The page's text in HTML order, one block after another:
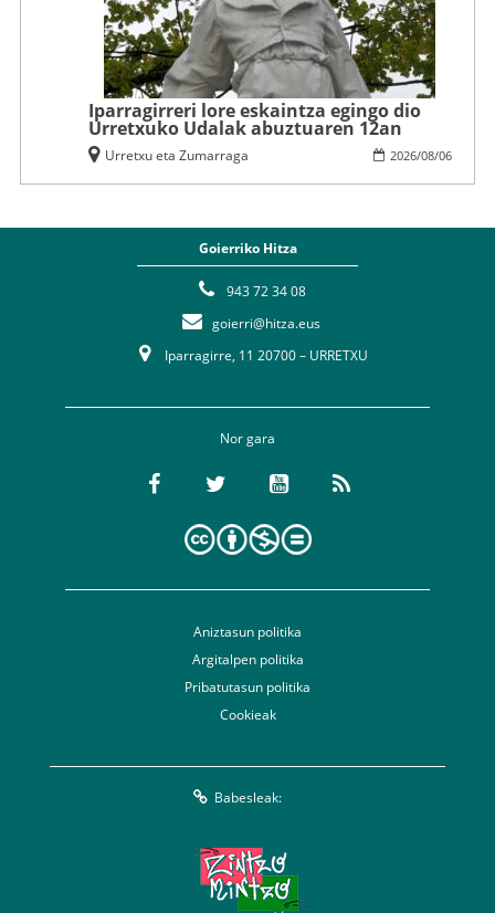
Iparragirreri lore eskaintza egingo dio
Urretxuko Udalak abuztuaren 12an
2026/08/06
Urretxu eta Zumarraga
Goierriko Hitza
943 72 34 08
goierri@hitza.eus
Iparragirre, 11 20700 – URRETXU
Nor gara
Aniztasun politika
Argitalpen politika
Pribatutasun politika
Cookieak
Babesleak: